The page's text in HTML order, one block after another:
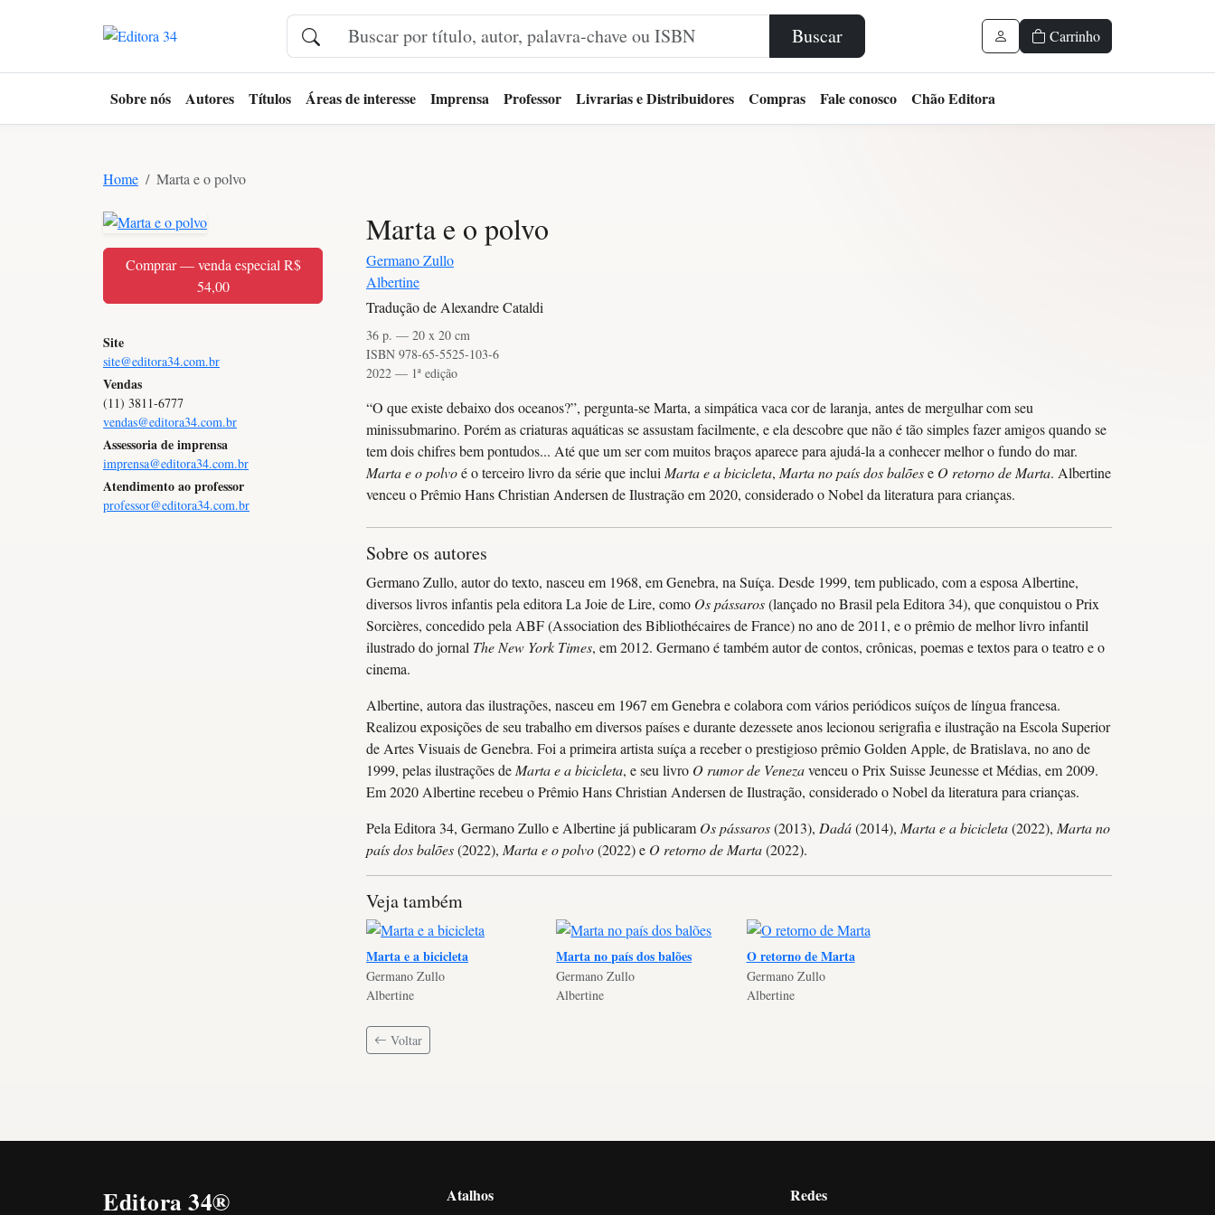
Buscar Carrinho
Sobre nós Autores Títulos Áreas de interesse Imprensa Professor Livrarias e Distribuidores Compras Fale conosco Chão Editora
Home Marta e o polvo
Comprar — venda especial R$
54,00
Site
site@editora34.com.br
Vendas
(11) 3811-6777
vendas@editora34.com.br
Assessoria de imprensa
imprensa@editora34.com.br
Atendimento ao professor
professor@editora34.com.br
Marta e o polvo
Germano Zullo
Albertine
Tradução de Alexandre Cataldi
36 p. — 20 x 20 cm
ISBN 978-65-5525-103-6
2022 — 1ª edição
“O que existe debaixo dos oceanos?”, pergunta-se Marta, a simpática vaca cor de laranja, antes de mergulhar com seu
minissubmarino. Porém as criaturas aquáticas se assustam facilmente, e ela descobre que não é tão simples fazer amigos quando se
tem dois chifres bem pontudos... Até que um ser com muitos braços aparece para ajudá-la a conhecer melhor o fundo do mar.
Marta e o polvoé o terceiro livro da série que inclui Marta e a bicicleta, Marta no país dos balõese O retorno de Marta. Albertine
venceu o Prêmio Hans Christian Andersen de Ilustração em 2020, considerado o Nobel da literatura para crianças.
Sobre os autores
Germano Zullo, autor do texto, nasceu em 1968, em Genebra, na Suíça. Desde 1999, tem publicado, com a esposa Albertine,
diversos livros infantis pela editora La Joie de Lire, como Os pássaros(lançado no Brasil pela Editora 34), que conquistou o Prix
Sorcières, concedido pela ABF (Association des Bibliothécaires de France) no ano de 2011, e o prêmio de melhor livro infantil
ilustrado do jornal The New York Times, em 2012. Germano é também autor de contos, crônicas, poemas e textos para o teatro e o
cinema.
Albertine, autora das ilustrações, nasceu em 1967 em Genebra e colabora com vários periódicos suíços de língua francesa.
Realizou exposições de seu trabalho em diversos países e durante dezessete anos lecionou serigrafia e ilustração na Escola Superior
de Artes Visuais de Genebra. Foi a primeira artista suíça a receber o prestigioso prêmio Golden Apple, de Bratislava, no ano de
1999, pelas ilustrações de Marta e a bicicleta, e seu livro O rumor de Venezavenceu o Prix Suisse Jeunesse et Médias, em 2009.
Em 2020 Albertine recebeu o Prêmio Hans Christian Andersen de Ilustração, considerado o Nobel da literatura para crianças.
Pela Editora 34, Germano Zullo e Albertine já publicaram Os pássaros(2013), Dadá(2014), Marta e a bicicleta(2022), Marta no
país dos balões(2022), Marta e o polvo(2022) e O retorno de Marta(2022).
Veja também
Marta e a bicicleta
Germano Zullo
Albertine
Marta no país dos balões
Germano Zullo
Albertine
O retorno de Marta
Germano Zullo
Albertine
Voltar
Editora 34® Atalhos Redes